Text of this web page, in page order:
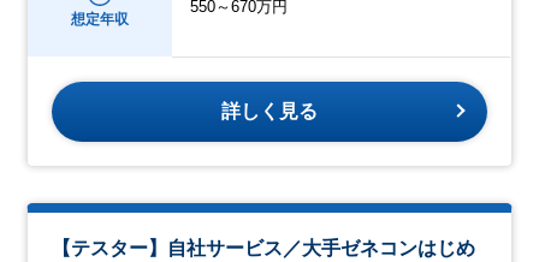
想定年収
550～670万円
詳しく見る
【テスター】自社サービス／大手ゼネコンはじめ